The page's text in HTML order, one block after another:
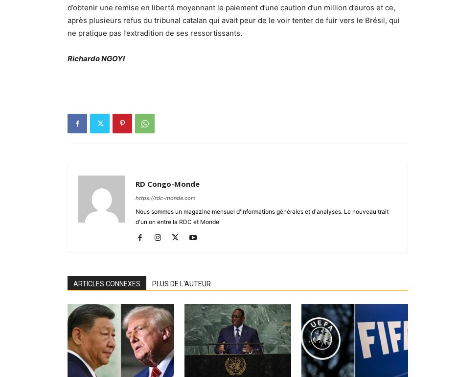
d’obtenir une remise en liberté moyennant le paiement d’une caution d’un million d’euros et ce,
après plusieurs refus du tribunal catalan qui avait peur de le voir tenter de fuir vers le Brésil, qui
ne pratique pas l’extradition de ses ressortissants.
Richardo NGOYI
RD Congo-Monde
https://rdc-monde.com
Nous sommes un magazine mensuel d'informations générales et d'analyses. Le nouveau trait
d'union entre la RDC et Monde
ARTICLES CONNEXES PLUS DE L'AUTEUR